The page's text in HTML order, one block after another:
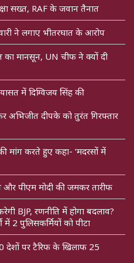
सख्त, RAF के जवान तैनात
ने लगाए भीतरघात के आरोप
मानसून, UN चीफ ने क्यों दी
में दिग्विजय सिंह की
अभिजीत दीपके को तुरंत गिरफ्तार
मांग करते हुए कहा- ‘मदरसों में
पीएम मोदी की जमकर तारीफ
BJP, रणनीति में होगा बदलाव?
में 2 पुलिसकर्मियों को पीटा
देशों पर टैरिफ के खिलाफ 25